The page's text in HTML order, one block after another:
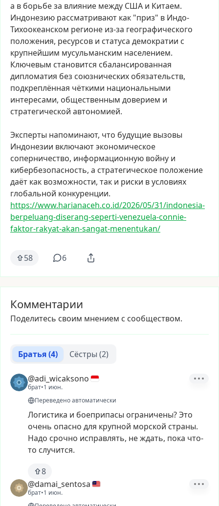
а в борьбеза влияние между США и Китаем.
Индонезию рассматривают как "приз" в Индо-
Тихоокеанском регионе из-за географического
положения, ресурсов и статуса демократии с
крупнейшим мусульманским населением.
Ключевым становится сбалансированная
дипломатия без союзнических обязательств,
подкреплённая чёткими национальными
интересами, общественным доверием и
стратегической автономией.
Эксперты напоминают, что будущие вызовы
Индонезии включаютэкономическое
соперничество, информационную войну и
кибербезопасность, а стратегическое положение
даёт как возможности, так и риски вусловиях
глобальной конкуренции.
https://www.harianaceh.co.id/2026/05/31/indonesia-
berpeluang-diserang-seperti-venezuela-connie-
faktor-rakyat-akan-sangat-menentukan/
58 6
Комментарии
Поделитесь своим мнением с сообществом.
Братья(4) Сёстры (2)
@adi_wicaksono
брат•1 июн.
Переведено автоматически
Логистика и боеприпасы ограничены?Это
очень опасно для крупной морской страны.
Надо срочно исправлять, неждать, пока что-
то случится.
8
@damai_sentosa
брат•1 июн.